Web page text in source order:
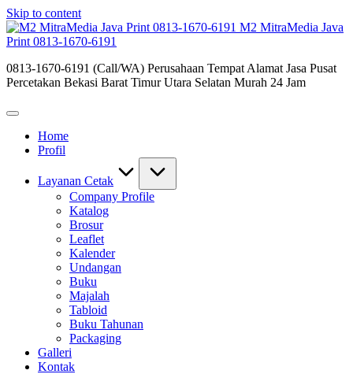
Skip to content
M2 MitraMedia Java
Print 0813-1670-6191
0813-1670-6191 (Call/WA) Perusahaan Tempat Alamat Jasa Pusat
Percetakan Bekasi Barat Timur Utara Selatan Murah 24 Jam
Home
Profil
Layanan Cetak
Company Profile
Katalog
Brosur
Leaflet
Kalender
Undangan
Buku
Majalah
Tabloid
Buku Tahunan
Packaging
Galleri
Kontak